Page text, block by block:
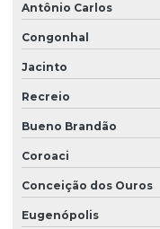
Antônio Carlos
Congonhal
Jacinto
Recreio
Bueno Brandão
Coroaci
Conceição dos Ouros
Eugenópolis